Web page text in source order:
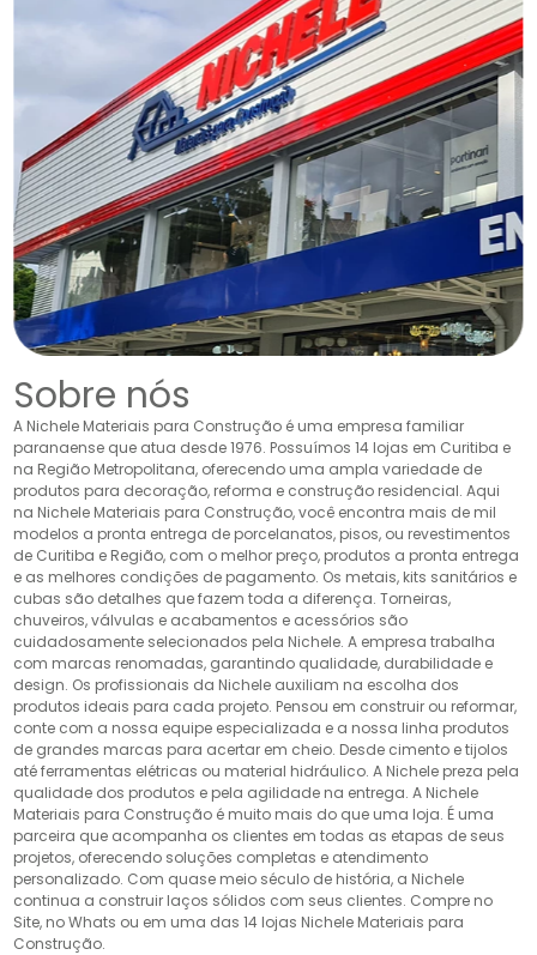
Sobre nós
A Nichele Materiais para Construção é uma empresa familiar
paranaense que atua desde 1976. Possuímos 14 lojas em Curitiba e
na Região Metropolitana, oferecendo uma ampla variedade de
produtos para decoração, reforma e construção residencial. Aqui
na Nichele Materiais para Construção, você encontra mais de mil
modelos a pronta entrega de porcelanatos, pisos, ou revestimentos
de Curitiba e Região, com o melhor preço, produtos a pronta entrega
e as melhores condições de pagamento. Os metais, kits sanitários e
cubas são detalhes que fazem toda a diferença. Torneiras,
chuveiros, válvulas e acabamentos e acessórios são
cuidadosamente selecionados pela Nichele. A empresa trabalha
com marcas renomadas, garantindo qualidade, durabilidade e
design. Os profissionais da Nichele auxiliam na escolha dos
produtos ideais para cada projeto. Pensou em construir ou reformar,
conte com a nossa equipe especializada e a nossa linha produtos
de grandes marcas para acertar em cheio. Desde cimento e tijolos
até ferramentas elétricas ou material hidráulico. A Nichele preza pela
qualidade dos produtos e pela agilidade na entrega. A Nichele
Materiais para Construção é muito mais do que uma loja. É uma
parceira que acompanha os clientes em todas as etapas de seus
projetos, oferecendo soluções completas e atendimento
personalizado. Com quase meio século de história, a Nichele
continua a construir laços sólidos com seus clientes. Compre no
Site, no Whats ou em uma das 14 lojas Nichele Materiais para
Construção.